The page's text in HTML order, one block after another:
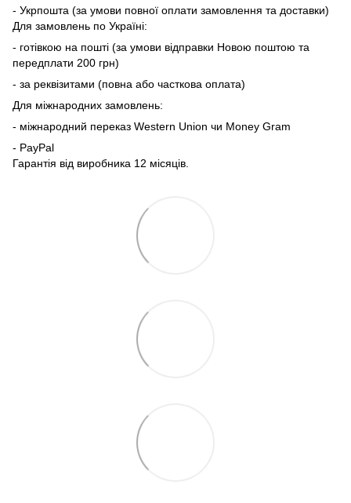
- Укрпошта (за умови повної оплати замовлення та доставки)
Для замовлень по Україні:
- готівкою на пошті (за умови відправки Новою поштою та
передплати 200 грн)
- за реквізитами (повна або часткова оплата)
Для міжнародних замовлень:
- міжнародний переказ Western Union чи Money Gram
- PayPal
Гарантія від виробника 12 місяців.